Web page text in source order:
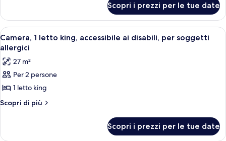
matrimoniali
(Runway
View)
2
letti
matrimoniali
(Runway
View)
Scopri i prezzi per le tue date
Apri
tutte
le
foto
per
Camera,
1
accessibile
Una camera d'albergo con un letto
8
Camera, 1 letto king, accessibile ai disabili, per soggetti
allergici
27 m²
Per 2 persone
1 letto king
Scopri di più
Altri
1
Scopri i prezzi per le tue date